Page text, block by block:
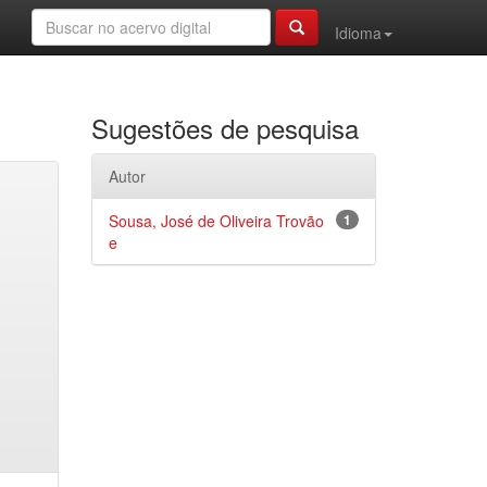
Idioma
Sugestões de pesquisa
Autor
1
Sousa, José de Oliveira Trovão
e